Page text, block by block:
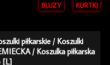
BLUZY KURTKI
piłkarskie /Koszulki
/ Koszulka piłkarska
[L]